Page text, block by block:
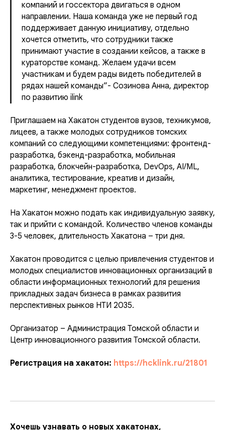
компаний и госсектора двигаться в одном
направлении. Наша команда уже не первый год
поддерживает данную инициативу, отдельно
хочется отметить, что сотрудники также
принимают участие в создании кейсов, а также в
кураторстве команд. Желаем удачи всем
участникам и будем рады видеть победителей в
рядах нашей команды”- Созинова Анна, директор
по развитию ilink
Приглашаем на Хакатон студентов вузов, техникумов,
лицеев, а также молодых сотрудников томских
компаний со следующими компетенциями: фронтенд-
разработка, бэкенд-разработка, мобильная
разработка, блокчейн-разработка, DevOps, AI/ML,
аналитика, тестирование, креатив и дизайн,
маркетинг, менеджмент проектов.
На Хакатон можно подать как индивидуальную заявку,
так и прийти с командой. Количество членов команды
3-5 человек, длительность Хакатона – три дня.
Хакатон проводится с целью привлечения студентов и
молодых специалистов инновационных организаций в
области информационных технологий для решения
прикладных задач бизнеса в рамках развития
перспективных рынков НТИ 2035.
Организатор – Администрация Томской области и
Центр инновационного развития Томской области.
Регистрация на хакатон: https://hcklink.ru/21801
Хочешь узнавать о новых хакатонах,